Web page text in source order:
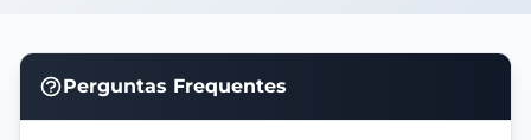
Perguntas Frequentes